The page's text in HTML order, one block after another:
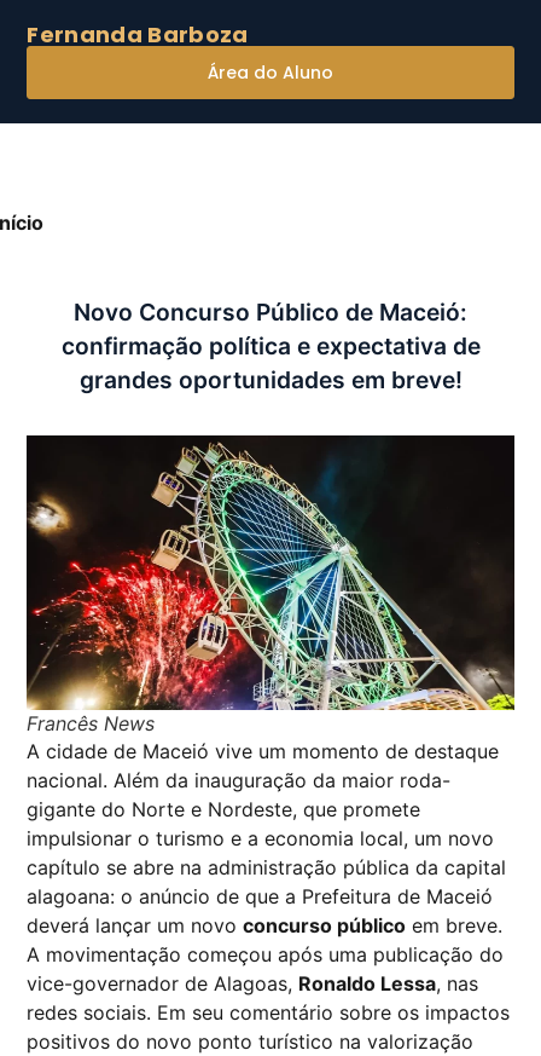
Fernanda Barboza
Área do Aluno
Novo Concurso Público de Maceió:
confirmação política e expectativa de
grandes oportunidades em breve!
Francês News
A cidade de Maceió vive um momento de destaque
nacional. Além da inauguração da maior roda-
gigante do Norte e Nordeste, que promete
impulsionar o turismo e a economia local, um novo
capítulo se abre na administração pública da capital
alagoana: o anúncio de que a Prefeitura de Maceió
deverá lançar um novoconcurso público em breve.
A movimentação começou após uma publicação do
vice-governador de Alagoas, Ronaldo Lessa, nas
redes sociais. Em seu comentário sobre os impactos
positivos do novo ponto turístico na valorização